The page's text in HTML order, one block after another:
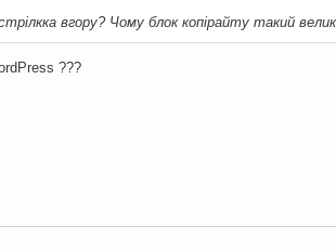
вгору? Чому блок копірайту такий
???